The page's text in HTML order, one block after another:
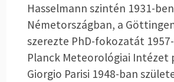
Hasselmann szintén 1931-
Németországban, a
szerezte PhD-fokozatát
Planck Meteorológiai Intézet
Giorgio Parisi 1948-ban